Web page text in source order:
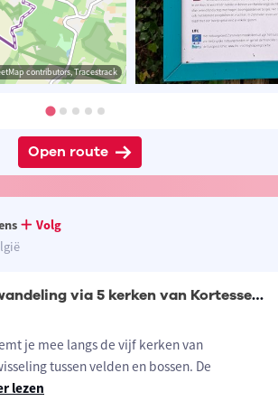
contributors, Tracestrack
Open route
Volg
Langeafstandswandeling via 5 kerken van Kortessem
je mee langs de vijf kerken van
tussen velden en bossen. De
lezen